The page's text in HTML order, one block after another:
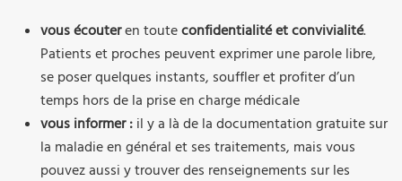
vous écouteren touteconfidentialité et convivialité.
Patients et proches peuvent exprimer une parole libre,
se poser quelques instants, souffler et profiter d’un
temps hors de la prise en charge médicale
vous informer : il y a là de la documentation gratuite sur
la maladie en général et ses traitements, mais vous
pouvez aussi y trouver des renseignements sur les